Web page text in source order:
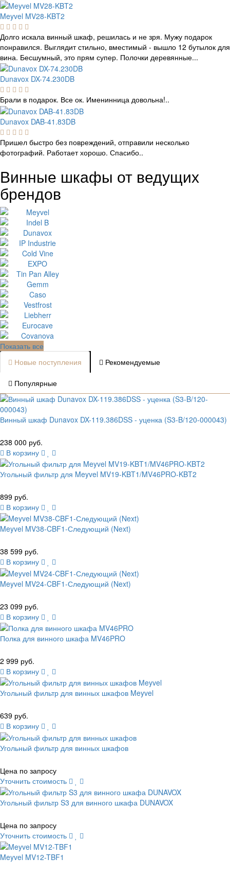
Meyvel MV28-KBT2
Долго искала винный шкаф, решилась и не зря. Мужу подарок
понравился. Выглядит стильно, вместимый - вышло 12 бутылок для
вина. Бесшумный, это прям супер. Полочки деревянные...
Dunavox DX-74.230DB
Брали в подарок. Все ок. Именинница довольна!..
Dunavox DAB-41.83DB
Пришел быстро без повреждений, отправили несколько
фотографий. Работает хорошо. Спасибо..
Винные шкафы от ведущих
брендов
Показать все
Новые поступления
Рекомендуемые
Популярные
Винный шкаф Dunavox DX-119.386DSS - уценка (S3-B/120-000043)
238 000 руб.
В корзину
Угольный фильтр для Meyvel MV19-KBT1/MV46PRO-KBT2
899 руб.
В корзину
Meyvel MV38-CBF1-Следующий (Next)
38 599 руб.
В корзину
Meyvel MV24-CBF1-Следующий (Next)
23 099 руб.
В корзину
Полка для винного шкафа MV46PRO
2 999 руб.
В корзину
Угольный фильтр для винных шкафов Meyvel
639 руб.
В корзину
Угольный фильтр для винных шкафов
Цена по запросу
Уточнить стоимость
Угольный фильтр S3 для винного шкафа DUNAVOX
Цена по запросу
Уточнить стоимость
Meyvel MV12-TBF1